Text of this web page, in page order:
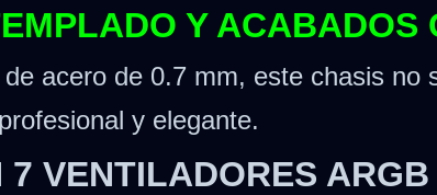
Y ACABADOS
acero de 0.7 mm, este chasis no
y elegante.
VENTILADORES ARGB